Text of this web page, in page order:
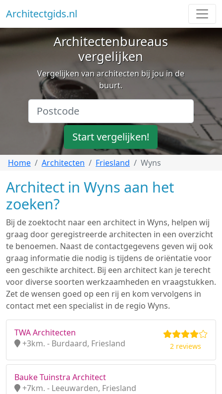
Architectgids.nl
Architectenbureaus
vergelijken
Vergelijken van architecten bij jou in de
buurt.
Start vergelijken!
Home Architecten Friesland Wyns
Architect in Wyns aan het
zoeken?
Bij de zoektocht naar een architect in Wyns, helpen wij
graag door geregistreerde architecten in een overzicht
te benoemen. Naast de contactgegevens geven wij ook
graag informatie die nodig is tijdens de oriëntatie voor
een geschikte architect. Bij een architect kan je terecht
voor diverse soorten werkzaamheden en vraagstukken.
Zet de wensen goed op een rij en kom vervolgens in
contact met een specialist in de regio Wyns.
TWA Architecten
+3km. - Burdaard, Friesland
2 reviews
Bauke Tuinstra Architect
+7km. - Leeuwarden, Friesland